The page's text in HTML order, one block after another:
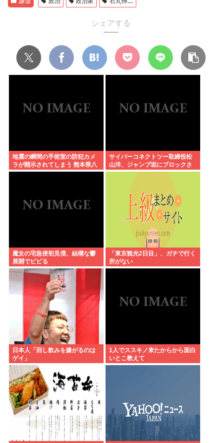
シェアする
地震の瞬間の手術室の防犯カメ
ラが開示されてしまう 熊本県八
代
サイバーコネクトツー取締役松
山洋、ジャンプ垢にブロックさ
れてお気持ち表明。何かあった
魔女の宅急便初見僕、結構な鬱
展開でビビる
「東京観光2日目」、ガチで行く
所がない
日本人「回し飲みを嫌がるのは
ゲイ」
1人でススキノ来たからから面白
いとこ教えて